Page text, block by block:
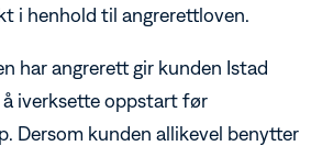
i henhold til angrerettloven.
har angrerett gir kunden Istad
iverksette oppstart før
Dersom kunden allikevel benytter